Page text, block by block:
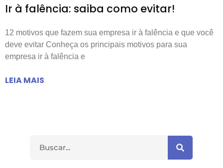
Ir à falência: saiba como evitar!
12 motivos que fazem sua empresa ir à falência e que você
deve evitar Conheça os principais motivos para sua
empresa ir à falência e
LEIA MAIS